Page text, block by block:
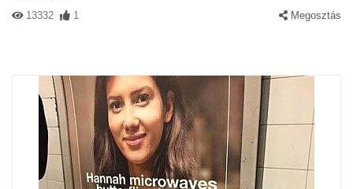
13332 1 Megosztás